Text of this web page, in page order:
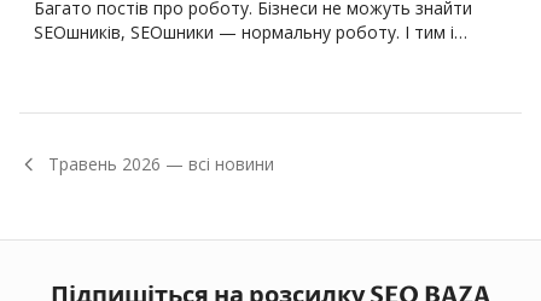
Багато постів про роботу. Бізнеси не можуть знайти
SEOшників, SEOшники — нормальну роботу. І тим і…
Травень 2026 — всі новини